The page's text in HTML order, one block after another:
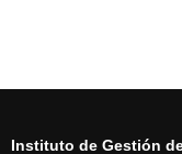
Instituto de Gestión